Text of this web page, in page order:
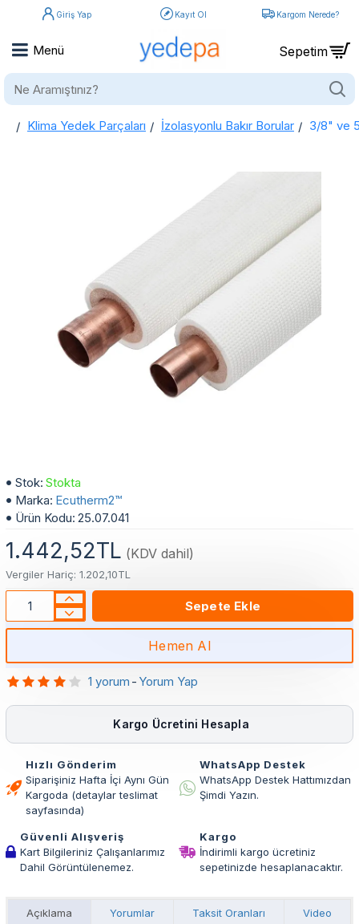
Giriş Yap Kayıt Ol Kargom Nerede?
Ne
home
Klima Yedek Parçaları İzolasyonlu Bakır Borular 3/8" ve
Stok: Stokta
Marka: Ecutherm2™
Ürün Kodu: 25.07.041
1 yorum - Yorum Yap
1.442,52TL (KDV dahil)
Vergiler Hariç: 1.202,10TL
Sepete Ekle
Hemen Al
Kargo Ücretini Hesapla
Hızlı Gönderim
Siparişiniz Hafta İçi Aynı Gün
Kargoda (detaylar teslimat
sayfasında)
WhatsApp Destek
WhatsApp Destek Hattımızdan
Şimdi Yazın.
Güvenli Alışveriş
Kart Bilgileriniz Çalışanlarımız
Dahil Görüntülenemez.
Kargo
İndirimli kargo ücretiniz
sepetinizde hesaplanacaktır.
Açıklama Yorumlar Taksit Oranları Video